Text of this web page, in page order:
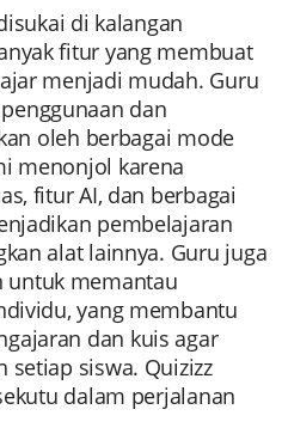
di kalangan
fitur yang membuat
menjadi mudah. Guru
dan
oleh berbagai mode
menonjol karena
fitur AI, dan berbagai
pembelajaran
alat lainnya. Guru juga
untuk memantau
yang membantu
dan kuis agar
setiap siswa. Quizizz
dalam perjalanan